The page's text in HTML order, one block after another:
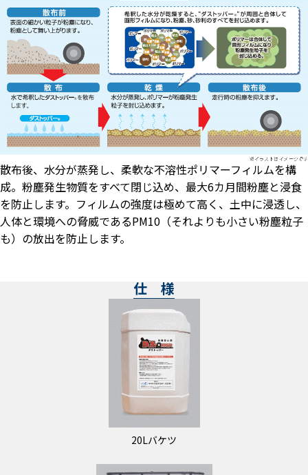
散布後、水分が蒸発し、柔軟な不溶性ポリマーフィルムを構
成。粉塵発生物質をすべて閉じ込め、最大6カ月間粉塵と浸食
を防止します。フィルムの強度は極めて高く、土中に浸透し、
人体と環境への脅威であるPM10（それよりも小さい粉塵粒子
も）の放出を防止します。
仕 様
20Lバケツ